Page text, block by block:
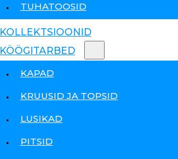
TUHATOOSID
KOLLEKTSIOONID
KÖÖGITARBED
KAPAD
KRUUSID JA TOPSID
LUSIKAD
PITSID